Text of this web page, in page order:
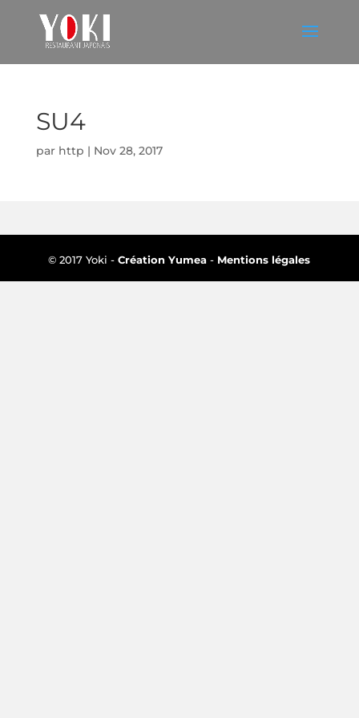
SU4
par http | Nov 28, 2017
© 2017 Yoki -Création Yumea - Mentions légales